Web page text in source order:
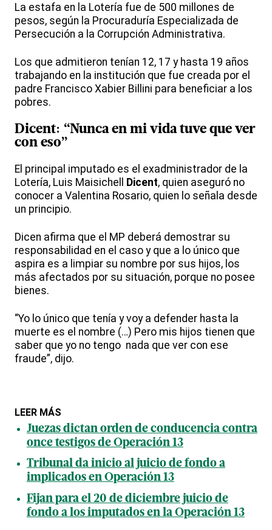
La estafa en la Lotería fue de 500 millones de
pesos, según la Procuraduría Especializada de
Persecución a la Corrupción Administrativa.
Los que admitieron tenían 12, 17 y hasta 19 años
trabajando en la institución que fue creada por el
padre Francisco Xabier Billini para beneficiar a los
pobres.
Dicent: “Nunca en mi vida tuve que ver
con eso”
El principal imputado es el exadministrador de la
Lotería, Luis Maisichell Dicent, quien aseguró no
conocer a Valentina Rosario, quien lo señala desde
un principio.
Dicen afirma que el MP deberá demostrar su
responsabilidad en el caso y que a lo único que
aspira es a limpiar su nombre por sus hijos, los
más afectados por su situación, porque no posee
bienes.
“Yo lo único que tenía y voy a defender hasta la
muerte es el nombre (…) Pero mis hijos tienen que
saber que yo no tengo nada que ver con ese
fraude”, dijo.
LEER MÁS
Juezas dictan orden de conducencia contra
once testigos de Operación 13
Tribunal da inicio al juicio de fondo a
implicados en Operación 13
Fijan para el 20 de diciembre juicio de
fondo a los imputados en la Operación 13